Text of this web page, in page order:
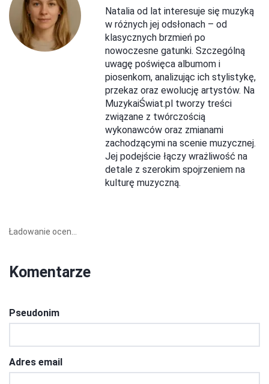
Natalia od lat interesuje się muzyką
w różnych jej odsłonach – od
klasycznych brzmień po
nowoczesne gatunki. Szczególną
uwagę poświęca albumom i
piosenkom, analizując ich stylistykę,
przekaz oraz ewolucję artystów. Na
MuzykaiŚwiat.pl tworzy treści
związane z twórczością
wykonawców oraz zmianami
zachodzącymi na scenie muzycznej.
Jej podejście łączy wrażliwość na
detale z szerokim spojrzeniem na
kulturę muzyczną.
Ładowanie ocen...
Komentarze
Pseudonim
Adres email